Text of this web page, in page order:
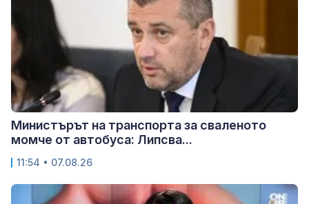
Министърът на транспорта за сваленото
момче от автобуса: Липсва...
11:54 • 07.08.26